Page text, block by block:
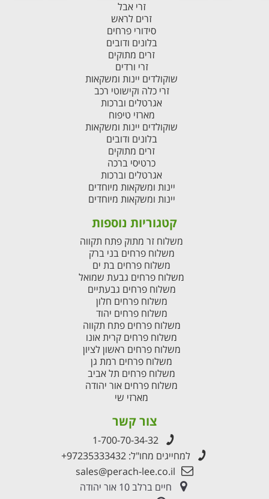
זרי אבל
זרים לראש
סידורי פרחים
בלונים ודובים
זרים מתוקים
זרי ורדים
שוקולדים יינות ומשקאות
זרי כלה וקישוטי רכב
אגרטלים וברכות
מארזי טיפוח
שוקולדים יינות ומשקאות
בלונים ודובים
זרים מתוקים
כרטיסי ברכה
אגרטלים וברכות
יינות ומשקאות מיוחדים
יינות ומשקאות מיוחדים
קטגוריות נוספות
משלוח זר מתוק פתח תקווה
משלוח פרחים בני ברק
משלוח פרחים בת ים
משלוח פרחים גבעת שמואל
משלוח פרחים גבעתיים
משלוח פרחים חלון
משלוח פרחים יהוד
משלוח פרחים פתח תקווה
משלוח פרחים קרית אונו
משלוח פרחים ראשון לציון
משלוח פרחים רמת גן
משלוח פרחים תל אביב
משלוח פרחים אור יהודה
מארזי שי
צור קשר
1-700-70-34-32
למחייגים מחו"ל:+97235333432
sales@perach-lee.co.il
חיים ברלב 10 אור יהודה